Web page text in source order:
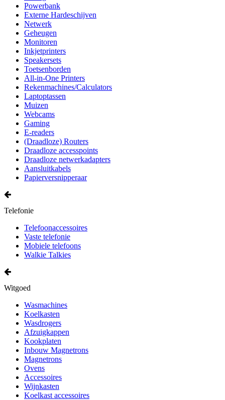
Powerbank
Externe Hardeschijven
Netwerk
Geheugen
Monitoren
Inkjetprinters
Speakersets
Toetsenborden
All-in-One Printers
Rekenmachines/Calculators
Laptoptassen
Muizen
Webcams
Gaming
E-readers
(Draadloze) Routers
Draadloze accesspoints
Draadloze netwerkadapters
Aansluitkabels
Papierversnipperaar
Telefonie
Telefoonaccessoires
Vaste telefonie
Mobiele telefoons
Walkie Talkies
Witgoed
Wasmachines
Koelkasten
Wasdrogers
Afzuigkappen
Kookplaten
Inbouw Magnetrons
Magnetrons
Ovens
Accessoires
Wijnkasten
Koelkast accessoires